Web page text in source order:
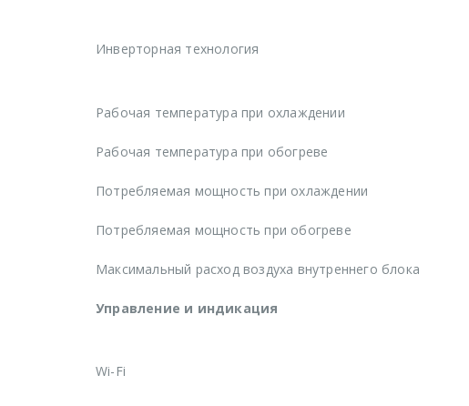
Инверторная технология
Рабочая температура при охлаждении
Рабочая температура при обогреве
Потребляемая мощность при охлаждении
Потребляемая мощность при обогреве
Максимальный расход воздуха внутреннего блока
Управление и индикация
Wi-Fi